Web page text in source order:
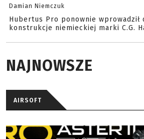
Damian Niemczuk
Hubertus Pro ponownie wprowadził
konstrukcje niemieckiej marki C.G.
NAJNOWSZE
AIRSOFT